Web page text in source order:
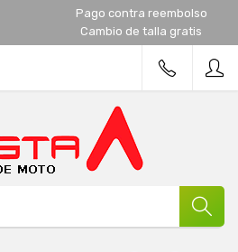
Pago contra reembolso
Cambio de talla gratis